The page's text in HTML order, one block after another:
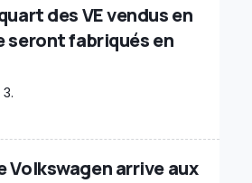
Justice Lifestyle Police / Armée
Rétrospective Poids lourds
des VE vendus en
seront fabriqués en
Volkswagen arrive aux